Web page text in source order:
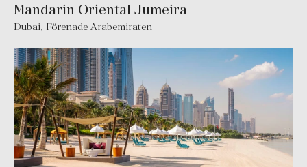
Mandarin Oriental Jumeira
Dubai, Förenade Arabemiraten